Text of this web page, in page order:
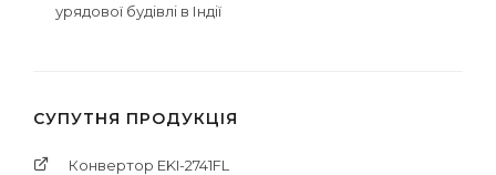
урядової будівлі в Індії
СУПУТНЯ ПРОДУКЦІЯ
Конвертор EKI-2741FL